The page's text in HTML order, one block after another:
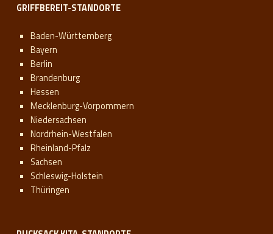
GRIFFBEREIT-STANDORTE
Baden-Württemberg
Bayern
Berlin
Brandenburg
Hessen
Mecklenburg-Vorpommern
Niedersachsen
Nordrhein-Westfalen
Rheinland-Pfalz
Sachsen
Schleswig-Holstein
Thüringen